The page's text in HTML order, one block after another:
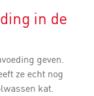
in de
geven.
ze echt nog
kat.